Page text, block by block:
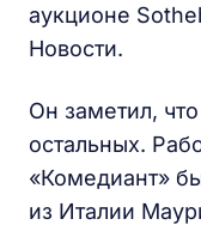
аукционе
Новости.
Он заметил,
остальных.
«Комедиант»
из Италии